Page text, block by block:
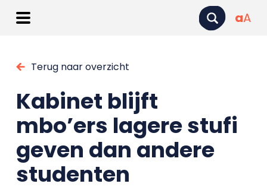
aA
Terug naar overzicht
Kabinet blijft
mbo’ers lagere stufi
geven dan andere
studenten